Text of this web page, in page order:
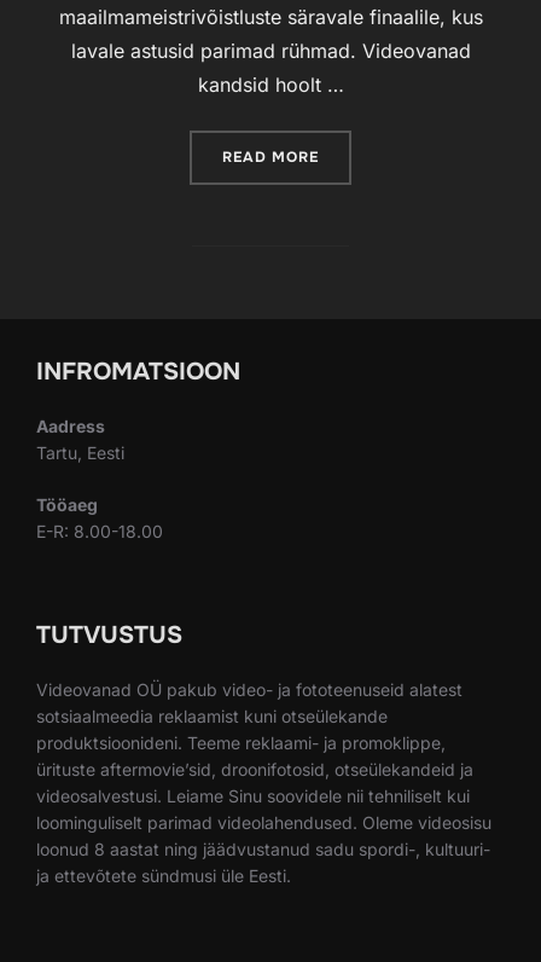
maailmameistrivõistluste säravale finaalile, kus
lavale astusid parimad rühmad. Videovanad
kandsid hoolt …
READ MORE
INFROMATSIOON
Aadress
Tartu, Eesti
Tööaeg
E-R: 8.00-18.00
TUTVUSTUS
Videovanad OÜ pakub video- ja fototeenuseid alatest
sotsiaalmeedia reklaamist kuni otseülekande
produktsioonideni. Teeme reklaami- ja promoklippe,
ürituste aftermovie’sid, droonifotosid, otseülekandeid ja
videosalvestusi. Leiame Sinu soovidele nii tehniliselt kui
loominguliselt parimad videolahendused. Oleme videosisu
loonud 8 aastat ning jäädvustanud sadu spordi-, kultuuri-
ja ettevõtete sündmusi üle Eesti.